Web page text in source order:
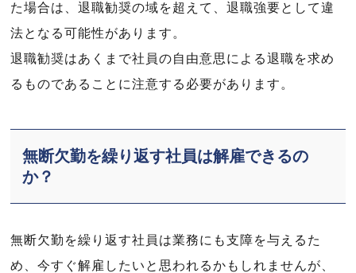
た場合は、退職勧奨の域を超えて、退職強要として違
法となる可能性があります。
退職勧奨はあくまで社員の自由意思による退職を求め
るものであることに注意する必要があります。
無断欠勤を繰り返す社員は解雇できるの
か？
無断欠勤を繰り返す社員は業務にも支障を与えるた
め、今すぐ解雇したいと思われるかもしれませんが、